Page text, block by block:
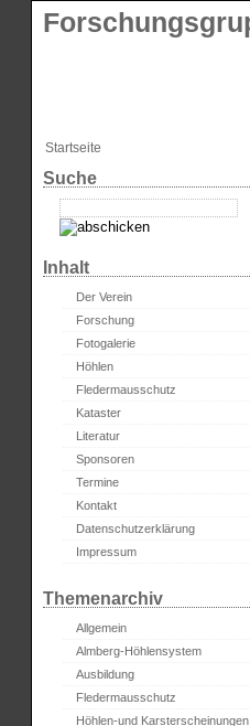
Startseite
Suche
Inhalt
Der Verein
Forschung
Fotogalerie
Höhlen
Fledermausschutz
Kataster
Literatur
Sponsoren
Termine
Kontakt
Datenschutzerklärung
Impressum
Themenarchiv
Allgemein
Almberg-Höhlensystem
Ausbildung
Fledermausschutz
Höhlen-und Karsterscheinungen